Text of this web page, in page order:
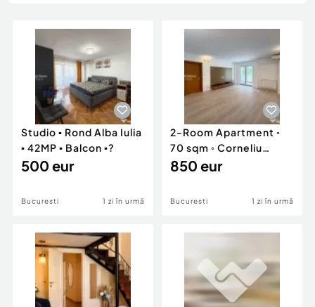
Animale de companie
Afaceri și echipamente profesionale
Inchiriere Bunuri si Vehicule
Piese auto si accesorii
Dacia Duster
Studio ▪️ Rond Alba Iulia
▪️ 42MP ▪️ Balcon ▪?
500 eur
Bucuresti 1 zi în urmă
2-Room Apartment ◦
70 sqm ◦ Corneliu
Coposu Boulevard ??
850 eur
Bucuresti 1 zi în urmă